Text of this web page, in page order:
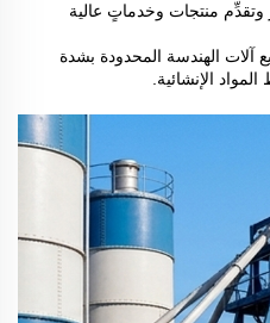
وتقدِّم منتجات وخدماتٍ عالية
آلات الهندسة المحدودة بشدة
الإنشائية.